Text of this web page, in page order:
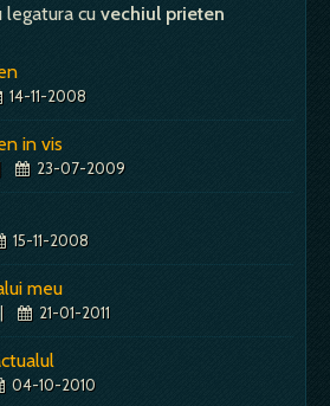
legatura cu vechiul prieten
14-11-2008
in vis
| 23-07-2009
15-11-2008
meu
| 21-01-2011
04-10-2010